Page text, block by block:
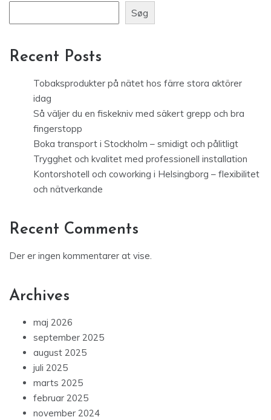
Søg
Recent Posts
Tobaksprodukter på nätet hos färre stora aktörer
idag
Så väljer du en fiskekniv med säkert grepp och bra
fingerstopp
Boka transport i Stockholm – smidigt och pålitligt
Trygghet och kvalitet med professionell installation
Kontorshotell och coworking i Helsingborg – flexibilitet
och nätverkande
Recent Comments
Der er ingen kommentarer at vise.
Archives
maj 2026
september 2025
august 2025
juli 2025
marts 2025
februar 2025
november 2024